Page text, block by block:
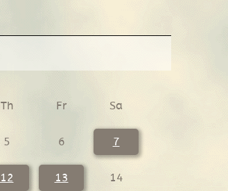
Th Fr Sa
5 6 7
12 13 14